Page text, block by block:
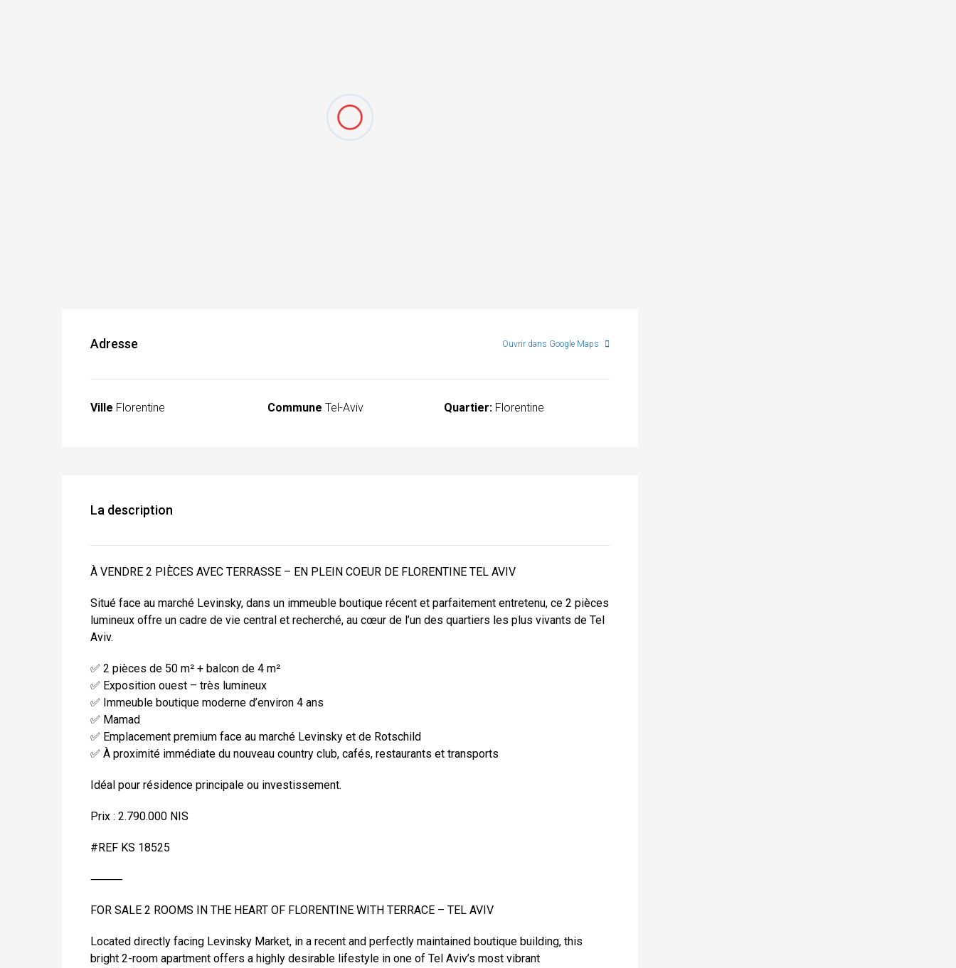
Adresse Ouvrir dans Google Maps
Ville Florentine Commune Tel-Aviv Quartier: Florentine
La description
À VENDRE 2 PIÈCES AVEC TERRASSE – EN PLEIN COEUR DE FLORENTINE TEL AVIV
Situé face au marché Levinsky, dans un immeuble boutique récent et parfaitement entretenu, ce 2 pièces
lumineux offre un cadre de vie central et recherché, au cœur de l’un des quartiers les plus vivants de Tel
Aviv.
✅ 2 pièces de 50 m² + balcon de 4 m²
✅ Exposition ouest – très lumineux
✅ Immeuble boutique moderne d’environ 4 ans
✅ Mamad
✅ Emplacement premium face au marché Levinsky et de Rotschild
✅ À proximité immédiate du nouveau country club, cafés, restaurants et transports
Idéal pour résidence principale ou investissement.
Prix : 2.790.000 NIS
#REF KS 18525
⸻
FOR SALE 2 ROOMS IN THE HEART OF FLORENTINE WITH TERRACE – TEL AVIV
Located directly facing Levinsky Market, in a recent and perfectly maintained boutique building, this
bright 2-room apartment offers a highly desirable lifestyle in one of Tel Aviv’s most vibrant